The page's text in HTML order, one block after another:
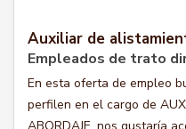
Auxiliar de
Empleados de trato
En esta oferta de empleo
perfilen en el cargo de